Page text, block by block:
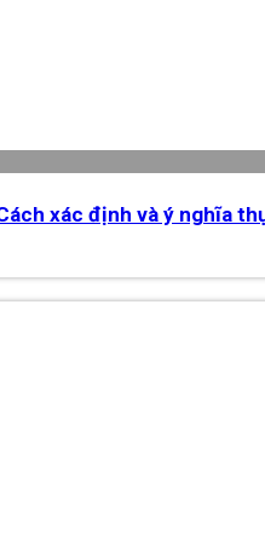
xác định và ý nghĩa